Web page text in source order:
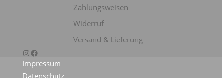
Zahlungsweisen
Widerruf
Versand & Lieferung
Instagram
Facebook
Impressum
Datenschutz